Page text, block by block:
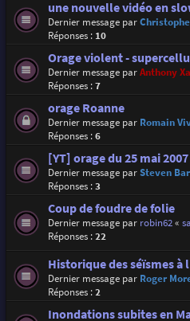
une nouvelle vidéo en
Dernier message par
Réponses : 10
Orage violent -
Dernier message parAnthony
Réponses :7
orage Roanne
Dernier message par Romain
Réponses :6
[YT] orage du 25 mai 2007
Dernier message parSteven
Réponses :3
Coup de foudre de folie
Dernier message par robin62«
Réponses :22
Historique des séïsmes
Dernier message par Roger
Réponses :2
Inondations subites en